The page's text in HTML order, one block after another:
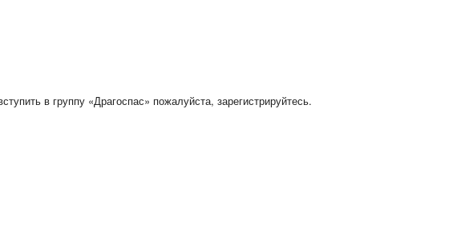
в группу «Драгоспас» пожалуйста, зарегистрируйтесь.